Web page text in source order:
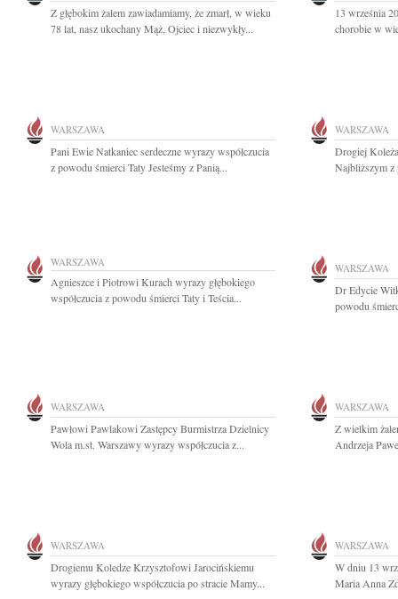
Z głębokim żalem zawiadamiamy, że zmarł, w wieku
78 lat, nasz ukochany Mąż, Ojciec i niezwykły...
13 września
chorobie w
WARSZAWA
Pani Ewie Natkaniec serdeczne wyrazy współczucia
z powodu śmierci Taty Jesteśmy z Panią...
WARSZAWA
Drogiej
Najbliższym
WARSZAWA
Agnieszce i Piotrowi Kurach wyrazy głębokiego
współczucia z powodu śmierci Taty i Teścia...
WARSZAWA
Dr Edycie
powodu
WARSZAWA
Pawłowi Pawlakowi Zastępcy Burmistrza Dzielnicy
Wola m.st. Warszawy wyrazy współczucia z...
WARSZAWA
Z wielkim
Andrzeja
WARSZAWA
Drogiemu Koledze Krzysztofowi Jarocińskiemu
wyrazy głębokiego współczucia po stracie Mamy...
WARSZAWA
W dniu 13
Maria Anna